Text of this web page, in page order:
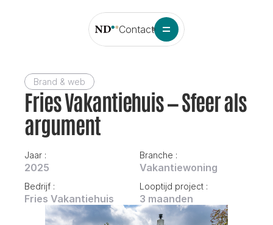
Contact
Brand & web
Fries Vakantiehuis — Sfeer als
argument
Jaar :
2025
Branche :
Vakantiewoning
Bedrijf :
Fries Vakantiehuis
Looptijd project :
3 maanden